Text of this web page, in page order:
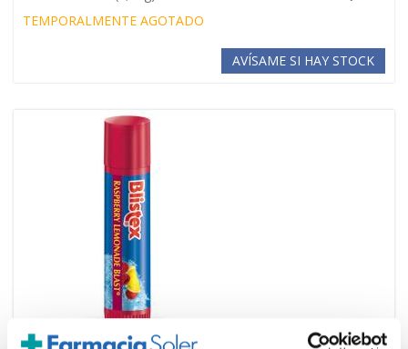
TEMPORALMENTE AGOTADO
AVÍSAME SI HAY STOCK